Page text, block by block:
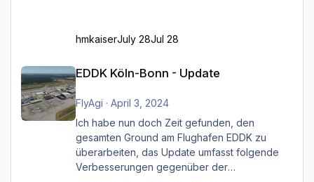
hmkaiserJuly 28Jul 28
EDDK Köln-Bonn - Update
FlyAgi · April 3, 2024
Ich habe nun doch Zeit gefunden, den
gesamten Ground am Flughafen EDDK zu
überarbeiten, das Update umfasst folgende
Verbesserungen gegenüber der